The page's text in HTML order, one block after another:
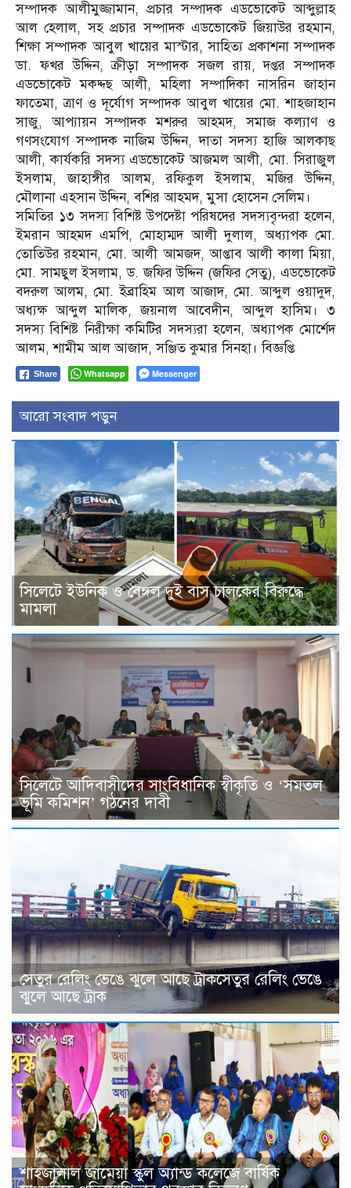
সম্পাদক আলীমুজ্জামান, প্রচার সম্পাদক এডভোকেট আব্দুল্লাহ
আল হেলাল, সহ প্রচার সম্পাদক এডভোকেট জিয়াউর রহমান,
শিক্ষা সম্পাদক আবুল খায়ের মাস্টার, সাহিত্য প্রকাশনা সম্পাদক
ডা. ফখর উদ্দিন, ক্রীড়া সম্পাদক সজল রায়, দপ্তর সম্পাদক
এডভোকেট মকদ্দছ আলী, মহিলা সম্পাদিকা নাসরিন জাহান
ফাতেমা, ত্রাণ ও দূর্যোগ সম্পাদক আবুল খায়ের মো. শাহজাহান
সাজু, আপ্যায়ন সম্পাদক মশরুর আহমদ, সমাজ কল্যাণ ও
গণসংযোগ সম্পাদক নাজিম উদ্দিন, দাতা সদস্য হাজি আলকাছ
আলী, কার্যকরি সদস্য এডভোকেট আজমল আলী, মো. সিরাজুল
ইসলাম, জাহাঙ্গীর আলম, রফিকুল ইসলাম, মজির উদ্দিন,
মৌলানা এহসান উদ্দিন, বশির আহমদ, মুসা হোসেন সেলিম।
সমিতির ১৩ সদস্য বিশিষ্ট উপদেষ্টা পরিষদের সদস্যবৃন্দরা হলেন,
ইমরান আহমদ এমপি, মোহাম্মদ আলী দুলাল, অধ্যাপক মো.
তোতিউর রহমান, মো. আলী আমজদ, আপ্তাব আলী কালা মিয়া,
মো. সামছুল ইসলাম, ড. জফির উদ্দিন (জফির সেতু), এডভোকেট
বদরুল আলম, মো. ইব্রাহিম আল আজাদ, মো. আব্দুল ওয়াদুদ,
অধ্যক্ষ আব্দুল মালিক, জয়নাল আবেদীন, আব্দুল হাসিম। ৩
সদস্য বিশিষ্ট নিরীক্ষা কমিটির সদস্যরা হলেন, অধ্যাপক মোর্শেদ
আলম, শামীম আল আজাদ, সঞ্জিত কুমার সিনহা। বিজ্ঞপ্তি
Share Whatsapp Messenger
আরো সংবাদ পড়ুন
সিলেটে ইউনিক ও বেঙ্গল দুই বাস চালকের বিরুদ্ধে
মামলা
সিলেটে আদিবাসীদের সাংবিধানিক স্বীকৃতি ও ‘সমতল
ভূমি কমিশন’ গঠনের দাবী
সেতুর রেলিং ভেঙে ঝুলে আছে ট্রাকসেতুর রেলিং ভেঙে
ঝুলে আছে ট্রাক
শাহজালাল জামেয়া স্কুল অ্যান্ড কলেজে বার্ষিক